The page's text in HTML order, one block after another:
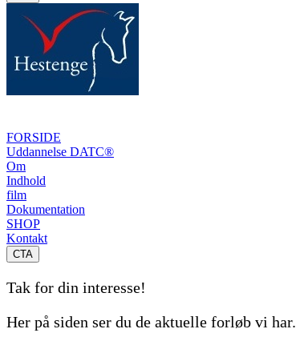
FORSIDE
Uddannelse DATC®
Om
Indhold
film
Dokumentation
SHOP
Kontakt
CTA
Tak for din interesse!
Her på siden ser du de aktuelle forløb vi har.